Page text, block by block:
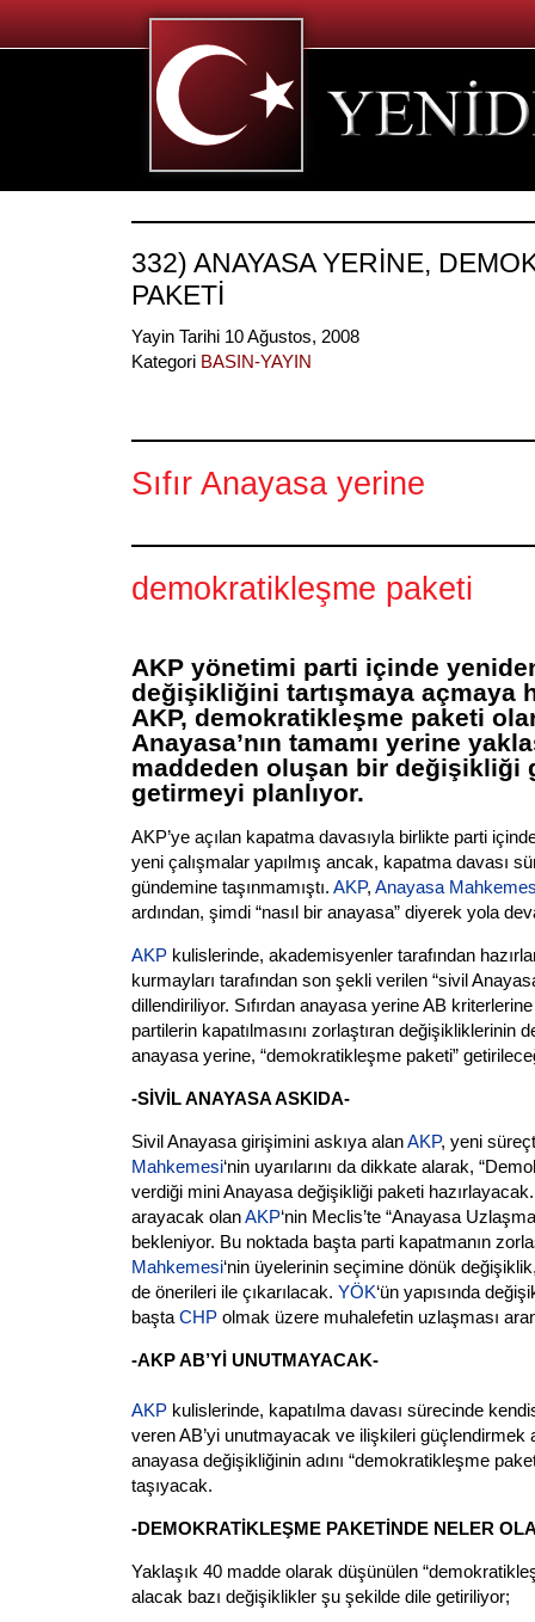
332) ANAYASA YERİNE,
PAKETİ
Yayin Tarihi 10 Ağustos, 2008
Kategori BASIN-YAYIN
Sıfır Anayasa yerine
demokratikleşme paketi
AKP yönetimi parti içinde
değişikliğini tartışmaya açmaya
AKP, demokratikleşme paketi
Anayasa’nın tamamı yerine
maddeden oluşan bir değişikliği
getirmeyi planlıyor.
AKP’ye açılan kapatma davasıyla birlikte parti
yeni çalışmalar yapılmış ancak, kapatma davası
gündemine taşınmamıştı. AKP, Anayasa
ardından, şimdi “nasıl bir anayasa” diyerek yola
AKP kulislerinde, akademisyenler tarafından
kurmayları tarafından son şekli verilen “sivil
dillendiriliyor. Sıfırdan anayasa yerine AB
partilerin kapatılmasını zorlaştıran değişikliklerinin
anayasa yerine, “demokratikleşme paketi”
-SİVİL ANAYASA ASKIDA-
Sivil Anayasa girişimini askıya alanAKP, yeni
Mahkemesi‘nin uyarılarını da dikkate alarak,
verdiği mini Anayasa değişikliği paketi
arayacak olanAKP‘nin Meclis’te “Anayasa
bekleniyor. Bu noktada başta parti kapatmanın
Mahkemesi‘nin üyelerinin seçimine dönük
de önerileri ile çıkarılacak. YÖK‘ün yapısında
başta CHP olmak üzere muhalefetin uzlaşması
-AKP AB’Yİ UNUTMAYACAK-
AKP kulislerinde, kapatılma davası sürecinde
veren AB’yi unutmayacak ve ilişkileri güçlendirmek
anayasa değişikliğinin adını “demokratikleşme
taşıyacak.
-DEMOKRATİKLEŞME PAKETİNDE NELER
Yaklaşık 40 madde olarak düşünülen
alacak bazı değişiklikler şu şekilde dile getiriliyor;